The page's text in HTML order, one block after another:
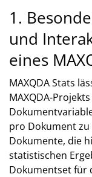
1.
und
eines
MAXQDA Stats
MAXQDA-
pro Dokument
Dokumente, die
statistischen
Dokumentset für